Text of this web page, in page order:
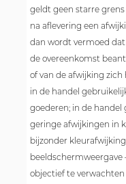
geldt geen starre
na aflevering een
dan wordt vermoed
de overeenkomst
of van de afwijking
in de handel
goederen; in de
geringe afwijkingen in
bijzonder
beeldschermweergave
objectief te